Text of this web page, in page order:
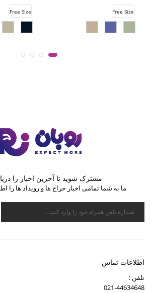
Free Size
Free Size
مشترک شوید تا آخرین اخبار را
ما به شما تمامی اخبار حراج ها و رویداد ها را
اطلاعات تماس
تلفن :
021-44634648